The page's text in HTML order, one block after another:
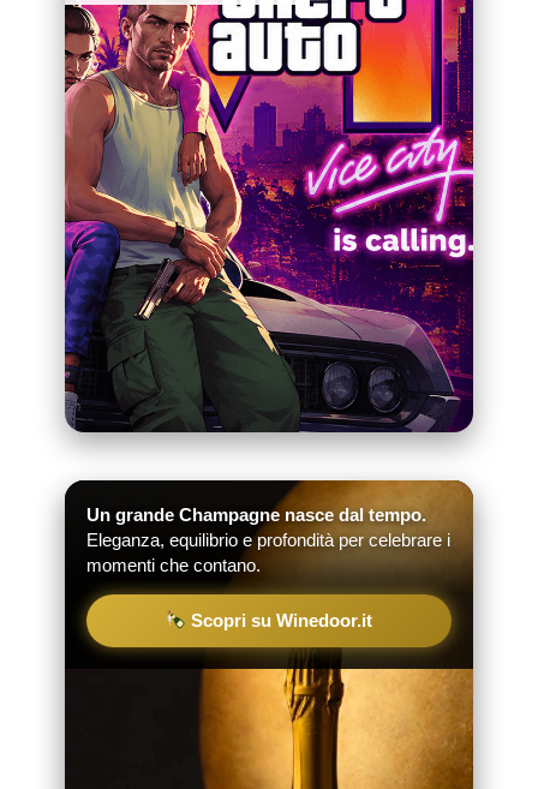
Un grande Champagne nasce dal tempo.
Eleganza, equilibrio e profondità per celebrare i
momenti che contano.
Scopri su Winedoor.it